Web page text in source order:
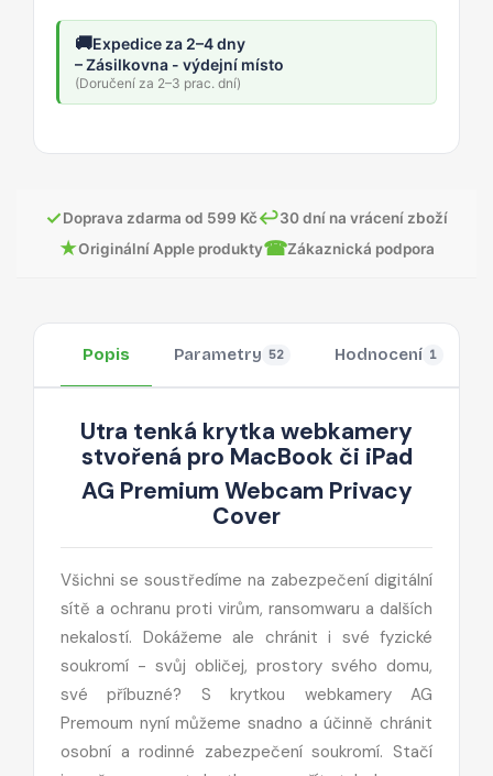
🚚Expedice za 2–4 dny
– Zásilkovna - výdejní místo
(Doručení za 2–3 prac. dní)
✓Doprava zdarma od 599 Kč↩30 dní na vrácení zboží
★Originální Apple produkty☎Zákaznická podpora
Popis Parametry 52 Hodnocení 1
Utra tenká krytka webkamery
stvořená pro MacBook či iPad
AG Premium Webcam Privacy
Cover
Všichni se soustředíme na zabezpečení digitální
sítě a ochranu proti virům, ransomwaru a dalších
nekalostí. Dokážeme ale chránit i své fyzické
soukromí - svůj obličej, prostory svého domu,
své příbuzné? S krytkou webkamery AG
Premoum nyní můžeme snadno a účinně chránit
osobní a rodinné zabezpečení soukromí. Stačí